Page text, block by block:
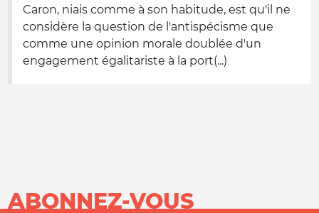
Caron, niais comme à son habitude, est qu'il ne
considère la question de l'antispécisme que
comme une opinion morale doublée d'un
engagement égalitariste à la port(...)
ABONNEZ-VOUS